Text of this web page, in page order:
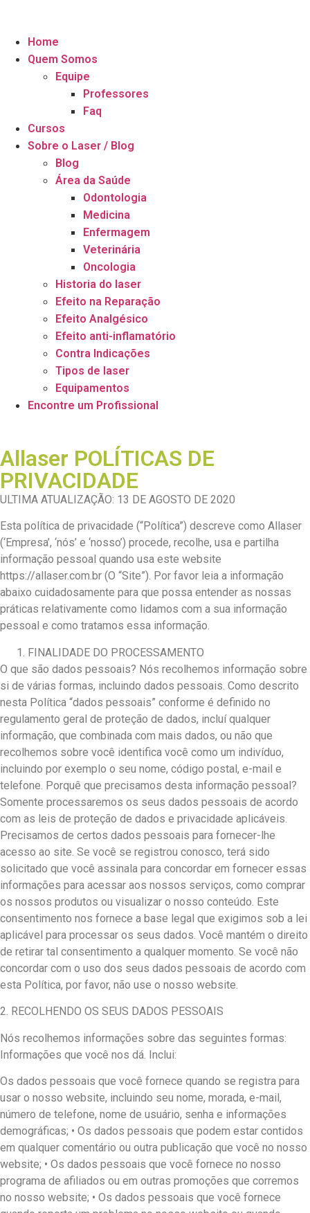
Home
Quem Somos
Equipe
Professores
Faq
Cursos
Sobre o Laser / Blog
Blog
Área da Saúde
Odontologia
Medicina
Enfermagem
Veterinária
Oncologia
Historia do laser
Efeito na Reparação
Efeito Analgésico
Efeito anti-inflamatório
Contra Indicações
Tipos de laser
Equipamentos
Encontre um Profissional
Allaser POLÍTICAS DE
PRIVACIDADE
ULTIMA ATUALIZAÇÃO: 13 DE AGOSTO DE 2020
Esta política de privacidade (“Política”) descreve como Allaser
(‘Empresa’, ‘nós’ e ‘nosso’) procede, recolhe, usa e partilha
informação pessoal quando usa este website
https://allaser.com.br (O “Site”). Por favor leia a informação
abaixo cuidadosamente para que possa entender as nossas
práticas relativamente como lidamos com a sua informação
pessoal e como tratamos essa informação.
FINALIDADE DO PROCESSAMENTO
O que são dados pessoais? Nós recolhemos informação sobre
si de várias formas, incluindo dados pessoais. Como descrito
nesta Política “dados pessoais” conforme é definido no
regulamento geral de proteção de dados, incluí qualquer
informação, que combinada com mais dados, ou não que
recolhemos sobre você identifica você como um indivíduo,
incluindo por exemplo o seu nome, código postal, e-mail e
telefone. Porquê que precisamos desta informação pessoal?
Somente processaremos os seus dados pessoais de acordo
com as leis de proteção de dados e privacidade aplicáveis.
Precisamos de certos dados pessoais para fornecer-lhe
acesso ao site. Se você se registrou conosco, terá sido
solicitado que você assinala para concordar em fornecer essas
informações para acessar aos nossos serviços, como comprar
os nossos produtos ou visualizar o nosso conteúdo. Este
consentimento nos fornece a base legal que exigimos sob a lei
aplicável para processar os seus dados. Você mantém o direito
de retirar tal consentimento a qualquer momento. Se você não
concordar com o uso dos seus dados pessoais de acordo com
esta Política, por favor, não use o nosso website.
2. RECOLHENDO OS SEUS DADOS PESSOAIS
Nós recolhemos informações sobre das seguintes formas:
Informações que você nos dá. Inclui:
Os dados pessoais que você fornece quando se registra para
usar o nosso website, incluindo seu nome, morada, e-mail,
número de telefone, nome de usuário, senha e informações
demográficas; • Os dados pessoais que podem estar contidos
em qualquer comentário ou outra publicação que você no nosso
website; • Os dados pessoais que você fornece no nosso
programa de afiliados ou em outras promoções que corremos
no nosso website; • Os dados pessoais que você fornece